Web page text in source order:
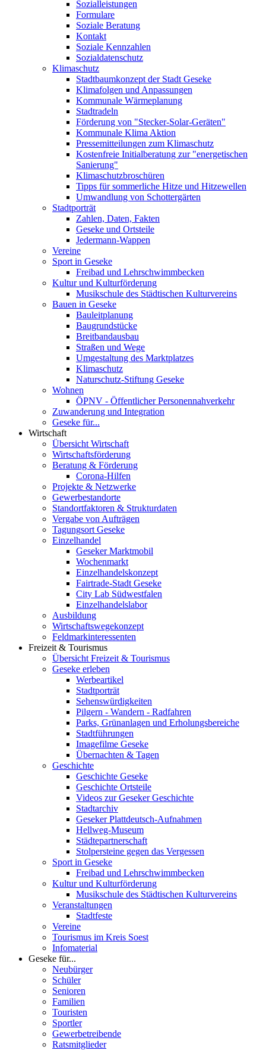
Sozialleistungen
Formulare
Soziale Beratung
Kontakt
Soziale Kennzahlen
Sozialdatenschutz
Klimaschutz
Stadtbaumkonzept der Stadt Geseke
Klimafolgen und Anpassungen
Kommunale Wärmeplanung
Stadtradeln
Förderung von "Stecker-Solar-Geräten"
Kommunale Klima Aktion
Pressemitteilungen zum Klimaschutz
Kostenfreie Initialberatung zur "energetischen
Sanierung"
Klimaschutzbroschüren
Tipps für sommerliche Hitze und Hitzewellen
Umwandlung von Schottergärten
Stadtporträt
Zahlen, Daten, Fakten
Geseke und Ortsteile
Jedermann-Wappen
Vereine
Sport in Geseke
Freibad und Lehrschwimmbecken
Kultur und Kulturförderung
Musikschule des Städtischen Kulturvereins
Bauen in Geseke
Bauleitplanung
Baugrundstücke
Breitbandausbau
Straßen und Wege
Umgestaltung des Marktplatzes
Klimaschutz
Naturschutz-Stiftung Geseke
Wohnen
ÖPNV - Öffentlicher Personennahverkehr
Zuwanderung und Integration
Geseke für...
Wirtschaft
Übersicht Wirtschaft
Wirtschaftsförderung
Beratung & Förderung
Corona-Hilfen
Projekte & Netzwerke
Gewerbestandorte
Standortfaktoren & Strukturdaten
Vergabe von Aufträgen
Tagungsort Geseke
Einzelhandel
Geseker Marktmobil
Wochenmarkt
Einzelhandelskonzept
Fairtrade-Stadt Geseke
City Lab Südwestfalen
Einzelhandelslabor
Ausbildung
Wirtschaftswegekonzept
Feldmarkinteressenten
Freizeit & Tourismus
Übersicht Freizeit & Tourismus
Geseke erleben
Werbeartikel
Stadtporträt
Sehenswürdigkeiten
Pilgern - Wandern - Radfahren
Parks, Grünanlagen und Erholungsbereiche
Stadtführungen
Imagefilme Geseke
Übernachten & Tagen
Geschichte
Geschichte Geseke
Geschichte Ortsteile
Videos zur Geseker Geschichte
Stadtarchiv
Geseker Plattdeutsch-Aufnahmen
Hellweg-Museum
Städtepartnerschaft
Stolpersteine gegen das Vergessen
Sport in Geseke
Freibad und Lehrschwimmbecken
Kultur und Kulturförderung
Musikschule des Städtischen Kulturvereins
Veranstaltungen
Stadtfeste
Vereine
Tourismus im Kreis Soest
Infomaterial
Geseke für...
Neubürger
Schüler
Senioren
Familien
Touristen
Sportler
Gewerbetreibende
Ratsmitglieder